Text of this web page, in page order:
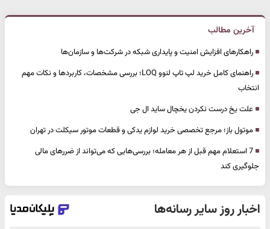
آخرین مطالب
راهکارهای افزایش امنیت و پایداری شبکه در شرکت‌ها و سازمان‌ها
راهنمای کامل خرید لپ تاپ لنوو LOQ؛ بررسی مشخصات، کاربردها و نکات مهم
انتخاب
علت یخ درست نکردن یخچال ساید ال جی
موتول باز؛ مرجع تخصصی خرید لوازم یدکی و قطعات موتور سیکلت در تهران
7 استعلام مهم قبل از هر معامله؛ بررسی‌هایی که می‌تواند از ضررهای مالی
جلوگیری کند